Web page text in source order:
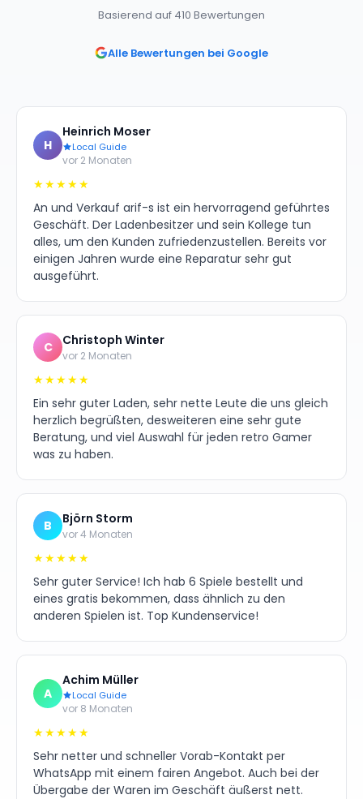
Basierend auf 410 Bewertungen
Alle Bewertungen bei Google
H
Heinrich Moser
Local Guide
vor 2 Monaten
★★★★★
An und Verkauf arif-s ist ein hervorragend geführtes
Geschäft. Der Ladenbesitzer und sein Kollege tun
alles, um den Kunden zufriedenzustellen. Bereits vor
einigen Jahren wurde eine Reparatur sehr gut
ausgeführt.
C Christoph Winter
vor 2 Monaten
★★★★★
Ein sehr guter Laden, sehr nette Leute die uns gleich
herzlich begrüßten, desweiteren eine sehr gute
Beratung, und viel Auswahl für jeden retro Gamer
was zu haben.
B Björn Storm
vor 4 Monaten
★★★★★
Sehr guter Service! Ich hab 6 Spiele bestellt und
eines gratis bekommen, dass ähnlich zu den
anderen Spielen ist. Top Kundenservice!
A
Achim Müller
Local Guide
vor 8 Monaten
★★★★★
Sehr netter und schneller Vorab-Kontakt per
WhatsApp mit einem fairen Angebot. Auch bei der
Übergabe der Waren im Geschäft äußerst nett.